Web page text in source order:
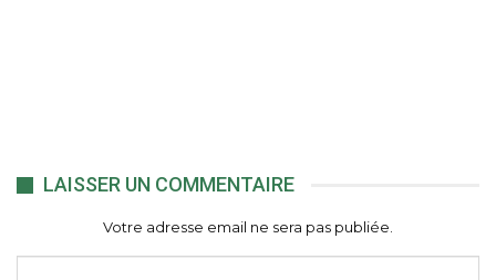
LAISSER UN COMMENTAIRE
Votre adresse email ne sera pas publiée.